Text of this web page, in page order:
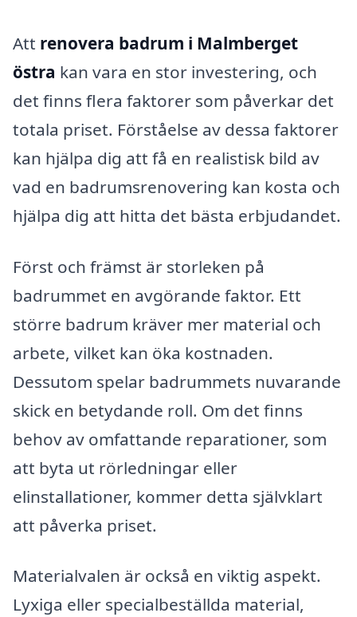
Att renovera badrum i Malmberget
östra kan vara en stor investering, och
det finns flera faktorer som påverkar det
totala priset. Förståelse av dessa faktorer
kan hjälpa dig att få en realistisk bild av
vad en badrumsrenovering kan kosta och
hjälpa dig att hitta det bästa erbjudandet.
Först och främst är storleken på
badrummet en avgörande faktor. Ett
större badrum kräver mer material och
arbete, vilket kan öka kostnaden.
Dessutom spelar badrummets nuvarande
skick en betydande roll. Om det finns
behov av omfattande reparationer, som
att byta ut rörledningar eller
elinstallationer, kommer detta självklart
att påverka priset.
Materialvalen är också en viktig aspekt.
Lyxiga eller specialbeställda material,